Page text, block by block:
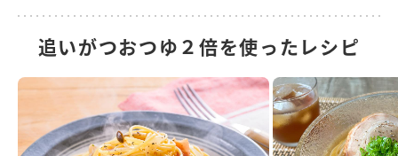
追いがつおつゆ２倍を使ったレシピ